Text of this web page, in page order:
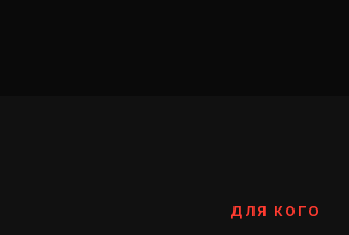
ДЛЯ КОГО